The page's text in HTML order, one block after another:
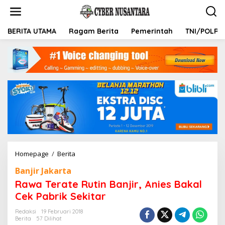
t
BERITA UTAMA Ragam Berita Pemerintah TNI/POLRI
Homepage / Berita
a
T
e
r
Banjir Jakarta
Rawa Terate Rutin Banjir, Anies Bakal
Cek Pabrik Sekitar
Redaksi
19 Februari 2018
Berita
57 Dilihat